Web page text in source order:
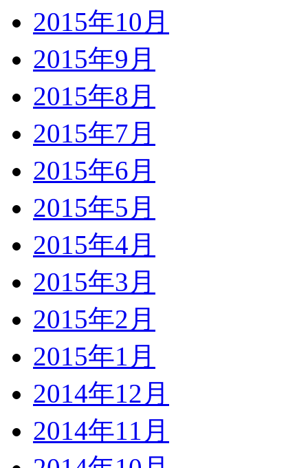
2015年10月
2015年9月
2015年8月
2015年7月
2015年6月
2015年5月
2015年4月
2015年3月
2015年2月
2015年1月
2014年12月
2014年11月